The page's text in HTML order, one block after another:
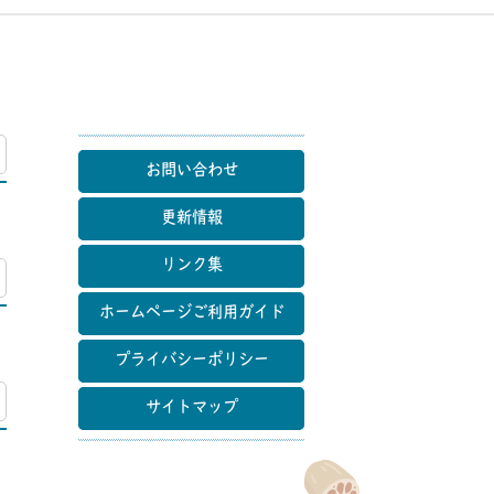
マップ
お問い合わせ
更新情報
リンク集
ホームページご利用ガイド
プライバシーポリシー
サイトマップ